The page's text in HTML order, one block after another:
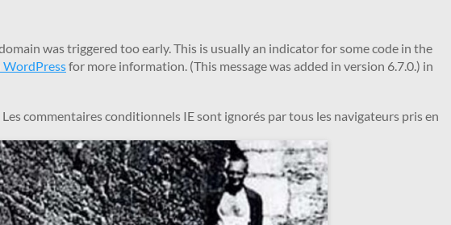
was triggered too early. This is usually an indicator for some code in the
WordPressfor more information. (This message was added in version 6.7.0.) in
commentaires conditionnels IE sont ignorés par tous les navigateurs pris en